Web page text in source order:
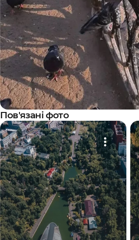
Пов'язані фото